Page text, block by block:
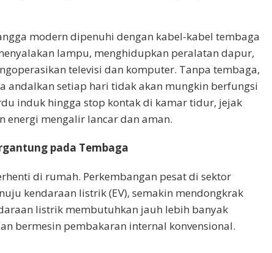
modern dipenuhi dengan kabel-kabel tembaga
lampu, menghidupkan peralatan dapur,
televisi dan komputer. Tanpa tembaga,
andalkan setiap hari tidak akan mungkin berfungsi
induk hingga stop kontak di kamar tidur, jejak
energi mengalir lancar dan aman.
pada Tembaga
di rumah. Perkembangan pesat di sektor
kendaraan listrik (EV), semakin mendongkrak
listrik membutuhkan jauh lebih banyak
bermesin pembakaran internal konvensional.